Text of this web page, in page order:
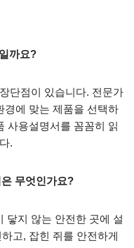
까요?
단점이 있습니다. 전문가
경에 맞는 제품을 선택하
사용설명서를 꼼꼼히 읽
.
무엇인가요?
닿지 않는 안전한 곳에 설
고, 잡힌 쥐를 안전하게